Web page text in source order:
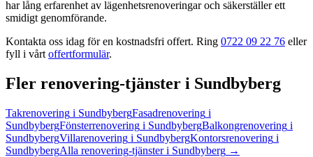
har lång erfarenhet av lägenhetsrenoveringar och säkerställer ett
smidigt genomförande.
Kontakta oss idag för en kostnadsfri offert. Ring 0722 09 22 76 eller
fyll i vårt offertformulär.
Fler renovering-tjänster i Sundbyberg
Takrenovering i SundbybergFasadrenovering i
SundbybergFönsterrenovering i SundbybergBalkongrenovering i
SundbybergVillarenovering i SundbybergKontorsrenovering i
SundbybergAlla renovering-tjänsteri Sundbyberg →